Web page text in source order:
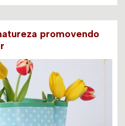
promovendo